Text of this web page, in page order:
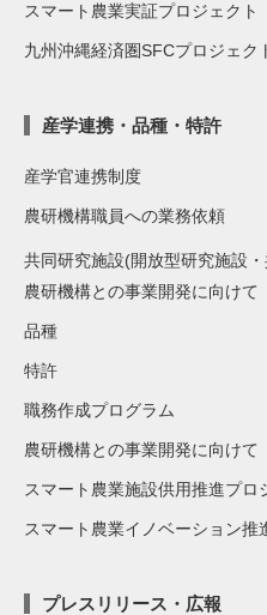
スマート農業実証プロジェクト
九州沖縄経済圏SFCプロジェク
産学連携・品種・特許
産学官連携制度
農研機構職員への業務依頼
共同研究施設(開放型研究施設
農研機構との事業開発に向けて
品種
特許
職務作成プログラム
農研機構との事業開発に向けて
スマート農業施設供用推進プロ
スマート農業イノベーション推
プレスリリース・広報